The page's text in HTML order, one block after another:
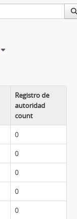
Registro de
autoridad
count
0
0
0
0
0